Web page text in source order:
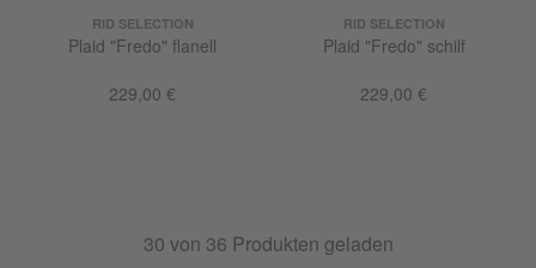
RID SELECTION
Plaid "Fredo" flanell
229,00 €
RID SELECTION
Plaid "Fredo" schilf
229,00 €
30 von 36 Produkten geladen